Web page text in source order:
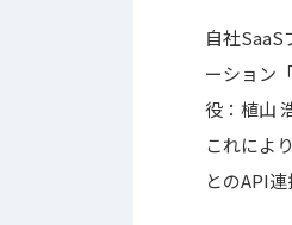
自社SaaS
ーション
役：植山
これによ
とのAPI